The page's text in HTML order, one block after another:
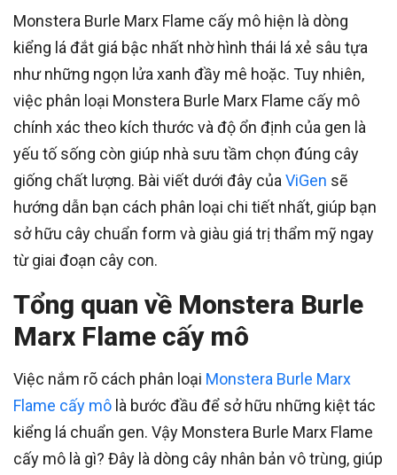
Monstera Burle Marx Flame cấy mô hiện là dòng
kiểng lá đắt giá bậc nhất nhờ hình thái lá xẻ sâu tựa
như những ngọn lửa xanh đầy mê hoặc. Tuy nhiên,
việc phân loại Monstera Burle Marx Flame cấy mô
chính xác theo kích thước và độ ổn định của gen là
yếu tố sống còn giúp nhà sưu tầm chọn đúng cây
giống chất lượng. Bài viết dưới đây của ViGen sẽ
hướng dẫn bạn cách phân loại chi tiết nhất, giúp bạn
sở hữu cây chuẩn form và giàu giá trị thẩm mỹ ngay
từ giai đoạn cây con.
Tổng quan về Monstera Burle
Marx Flame cấy mô
Việc nắm rõ cách phân loại Monstera Burle Marx
Flame cấy mô là bước đầu để sở hữu những kiệt tác
kiểng lá chuẩn gen. Vậy Monstera Burle Marx Flame
cấy mô là gì? Đây là dòng cây nhân bản vô trùng, giúp